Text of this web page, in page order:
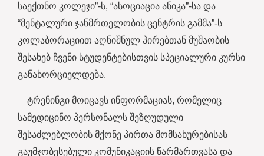
საექთნო კოლეჯი”-ს, “ასოციაცია ანიკა”-სა და
“მენტალური ჯანმრთელობის ცენტრის გამმა”-ს
კოლაბორაციით აღნიშნულ პირებთან მუშაობის
შესახებ ჩვენი სტუდენტებისთვის სპეციალური კურსი
განახორციელდება.
ტრენინგი მოიცავს ინფორმაციას, რომელიც
სამედიცინო პერსონალს შეზღუდული
შესაძლებლობის მქონე პირთა მომსახურებისას
გაუმჯობესებული კომუნიკაციის წარმართვასა და